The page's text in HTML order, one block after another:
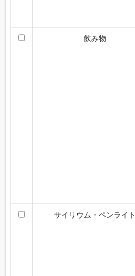
飲み物
サイリウム・ペンライト